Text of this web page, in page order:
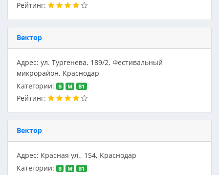
Рейтинг:
Вектор
Адрес: ул. Тургенева, 189/2, Фестивальный
микрорайон, Краснодар
Категории:
B M В1
Рейтинг:
Вектор
Адрес: Красная ул., 154, Краснодар
Категории:
B M В1